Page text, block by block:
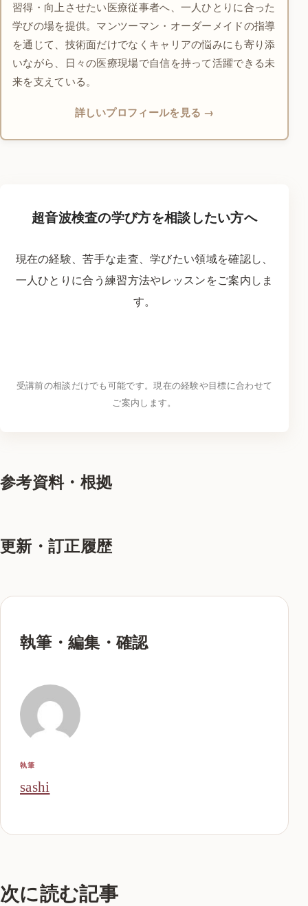
習得・向上させたい医療従事者へ、一人ひとりに合った
学びの場を提供。マンツーマン・オーダーメイドの指導
を通じて、技術面だけでなくキャリアの悩みにも寄り添
いながら、日々の医療現場で自信を持って活躍できる未
来を支えている。
詳しいプロフィールを見る
超音波検査の学び方を相談したい方へ
現在の経験、苦手な走査、学びたい領域を確認し、
一人ひとりに合う練習方法やレッスンをご案内しま
す。
受講前の相談だけでも可能です。現在の経験や目標に合わせて
ご案内します。
参考資料・根拠
更新・訂正履歴
執筆・編集・確認
執筆
sashi
次に読む記事